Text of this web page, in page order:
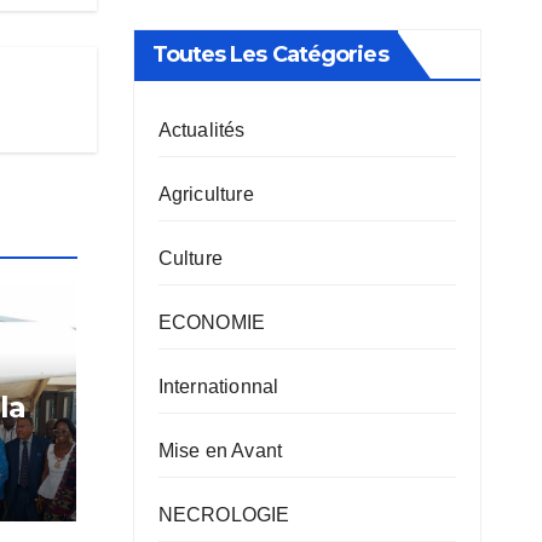
:
Toutes Les Catégories
Actualités
Agriculture
Culture
ECONOMIE
Internationnal
Mise en Avant
NECROLOGIE